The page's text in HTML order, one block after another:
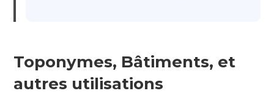
Toponymes, Bâtiments, et
autres utilisations